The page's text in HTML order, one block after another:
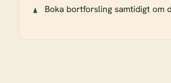
Boka bortforsling samtidigt om